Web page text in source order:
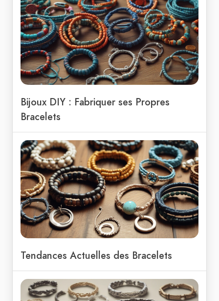
Bijoux DIY : Fabriquer ses Propres
Bracelets
Tendances Actuelles des Bracelets